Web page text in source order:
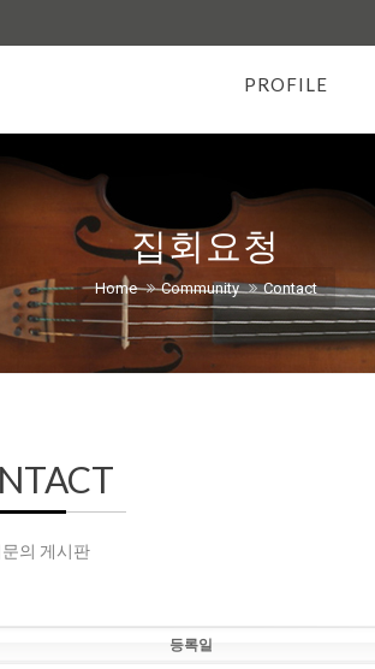
PROFILE
집회요청
Home Community Contact
의 게시판
등록일